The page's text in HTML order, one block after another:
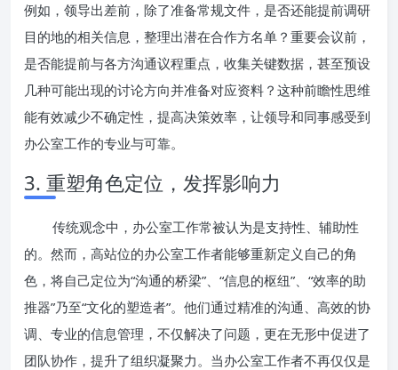
例如，领导出差前，除了准备常规文件，是否还能提前调研
目的地的相关信息，整理出潜在合作方名单？重要会议前，
是否能提前与各方沟通议程重点，收集关键数据，甚至预设
几种可能出现的讨论方向并准备对应资料？这种前瞻性思维
能有效减少不确定性，提高决策效率，让领导和同事感受到
办公室工作的专业与可靠。
3. 重塑角色定位，发挥影响力
传统观念中，办公室工作常被认为是支持性、辅助性
的。然而，高站位的办公室工作者能够重新定义自己的角
色，将自己定位为“沟通的桥梁”、“信息的枢纽”、“效率的助
推器”乃至“文化的塑造者”。他们通过精准的沟通、高效的协
调、专业的信息管理，不仅解决了问题，更在无形中促进了
团队协作，提升了组织凝聚力。当办公室工作者不再仅仅是